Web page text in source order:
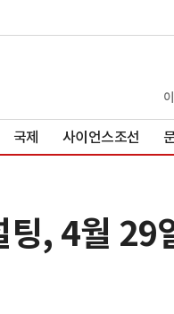
국제 사이언스조선
팅, 4월 29